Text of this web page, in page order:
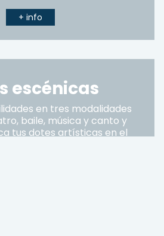
+ info
escénicas
en tres modalidades
baile, música y canto y
tus dotes artísticas en el